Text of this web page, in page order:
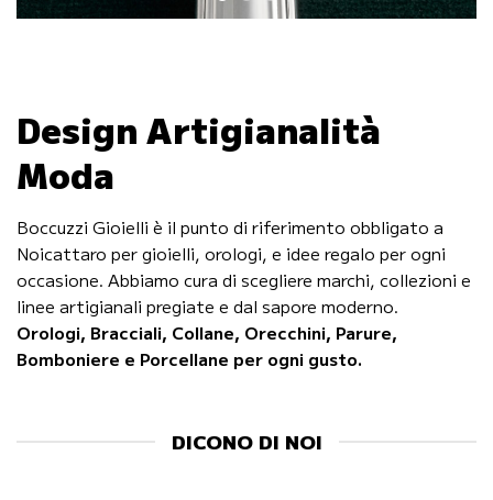
Design Artigianalità
Moda
Boccuzzi Gioielli è il punto di riferimento obbligato a
Noicattaro per gioielli, orologi, e idee regalo per ogni
occasione. Abbiamo cura di scegliere marchi, collezioni e
linee artigianali pregiate e dal sapore moderno.
Orologi, Bracciali, Collane, Orecchini, Parure,
Bomboniere e Porcellane per ogni gusto.
DICONO DI NOI